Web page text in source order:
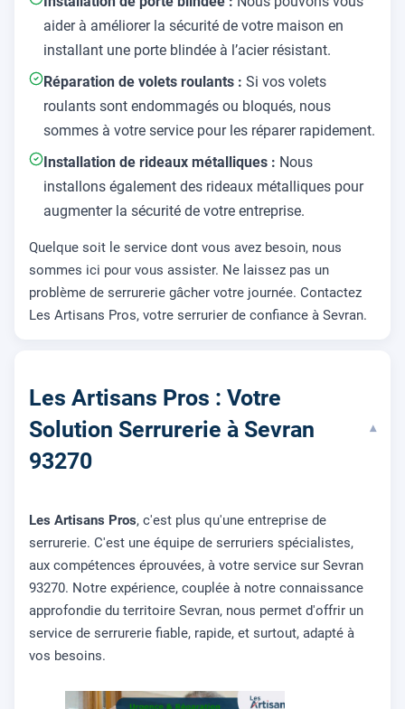
aider à améliorer la sécurité de votre maison en
installant une porte blindée à l’acier résistant.
Réparation de volets roulants : Si vos volets
roulants sont endommagés ou bloqués, nous
sommes à votre service pour les réparer rapidement.
Installation de rideaux métalliques : Nous
installons également des rideaux métalliques pour
augmenter la sécurité de votre entreprise.
Quelque soit le service dont vous avez besoin, nous
sommes ici pour vous assister. Ne laissez pas un
problème de serrurerie gâcher votre journée. Contactez
Les Artisans Pros, votre serrurier de confiance à Sevran.
Les Artisans Pros : Votre
Solution Serrurerie à Sevran
93270
▾
Les Artisans Pros, c'est plus qu'une entreprise de
serrurerie. C'est une équipe de serruriers spécialistes,
aux compétences éprouvées, à votre service sur Sevran
93270. Notre expérience, couplée à notre connaissance
approfondie du territoire Sevran, nous permet d'offrir un
service de serrurerie fiable, rapide, et surtout, adapté à
vos besoins.